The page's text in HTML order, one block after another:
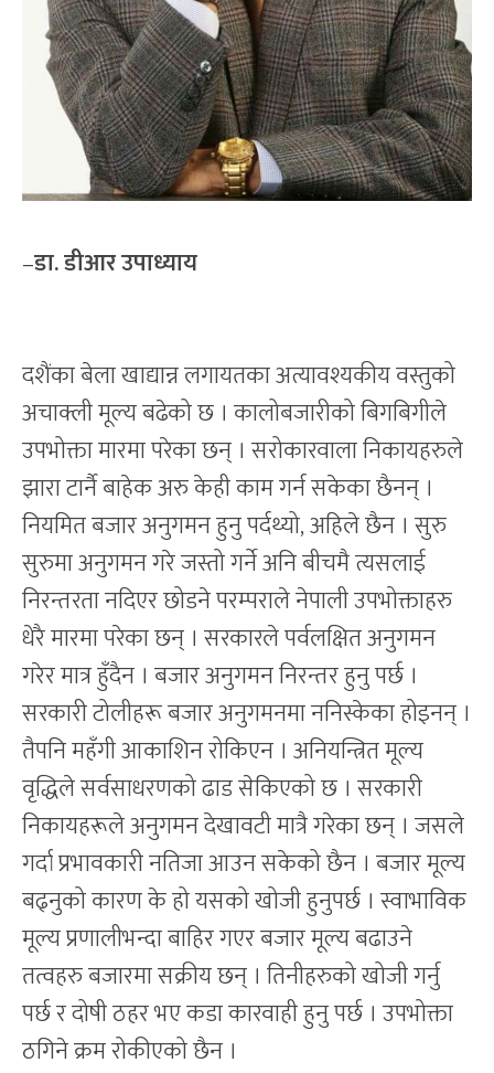
–डा. डीआर उपाध्याय
दशैंका बेला खाद्यान्न लगायतका अत्यावश्यकीय वस्तुको
अचाक्ली मूल्य बढेको छ । कालोबजारीको बिगबिगीले
उपभोक्ता मारमा परेका छन् । सरोकारवाला निकायहरुले
झारा टार्नै बाहेक अरु केही काम गर्न सकेका छैनन् ।
नियमित बजार अनुगमन हुनु पर्दथ्यो, अहिले छैन । सुरु
सुरुमा अनुगमन गरे जस्तो गर्ने अनि बीचमै त्यसलाई
निरन्तरता नदिएर छोडने परम्पराले नेपाली उपभोक्ताहरु
धेरै मारमा परेका छन् । सरकारले पर्वलक्षित अनुगमन
गरेर मात्र हुँदैन । बजार अनुगमन निरन्तर हुनु पर्छ ।
सरकारी टोलीहरू बजार अनुगमनमा ननिस्केका होइनन् ।
तैपनि महँगी आकाशिन रोकिएन । अनियन्त्रित मूल्य
वृद्धिले सर्वसाधरणको ढाड सेकिएको छ । सरकारी
निकायहरूले अनुगमन देखावटी मात्रै गरेका छन् । जसले
गर्दा प्रभावकारी नतिजा आउन सकेको छैन । बजार मूल्य
बढ्नुको कारण के हो यसको खोजी हुनुपर्छ । स्वाभाविक
मूल्य प्रणालीभन्दा बाहिर गएर बजार मूल्य बढाउने
तत्वहरु बजारमा सक्रीय छन् । तिनीहरुको खोजी गर्नु
पर्छ र दोषी ठहर भए कडा कारवाही हुनु पर्छ । उपभोक्ता
ठगिने क्रम रोकीएको छैन ।